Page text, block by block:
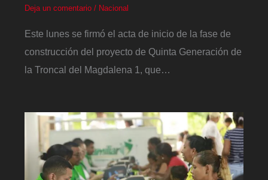
Deja un comentario / Nacional
Este lunes se firmó el acta de inicio de la fase de
construcción del proyecto de Quinta Generación de
la Troncal del Magdalena 1, que…